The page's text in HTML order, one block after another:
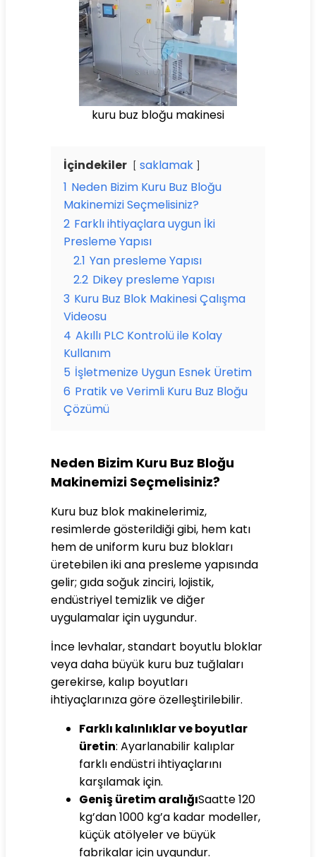
kuru buz bloğu makinesi
İçindekiler
saklamak
1 Neden Bizim Kuru Buz Bloğu
Makinemizi Seçmelisiniz?
2 Farklı ihtiyaçlara uygun İki
Presleme Yapısı
2.1 Yan presleme Yapısı
2.2 Dikey presleme Yapısı
3 Kuru Buz Blok Makinesi Çalışma
Videosu
4 Akıllı PLC Kontrolü ile Kolay
Kullanım
5 İşletmenize Uygun Esnek Üretim
6 Pratik ve Verimli Kuru Buz Bloğu
Çözümü
Neden Bizim Kuru Buz Bloğu
Makinemizi Seçmelisiniz?
Kuru buz blok makinelerimiz,
resimlerde gösterildiği gibi, hem katı
hem de uniform kuru buz blokları
üretebilen iki ana presleme yapısında
gelir; gıda soğuk zinciri, lojistik,
endüstriyel temizlik ve diğer
uygulamalar için uygundur.
İnce levhalar, standart boyutlu bloklar
veya daha büyük kuru buz tuğlaları
gerekirse, kalıp boyutları
ihtiyaçlarınıza göre özelleştirilebilir.
Farklı kalınlıklar ve boyutlar
üretin: Ayarlanabilir kalıplar
farklı endüstri ihtiyaçlarını
karşılamak için.
Geniş üretim aralığıSaatte 120
kg’dan 1000 kg’a kadar modeller,
küçük atölyeler ve büyük
fabrikalar için uygundur.